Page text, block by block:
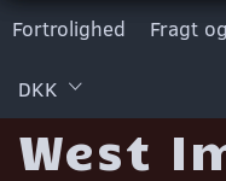
Fortrolighed Fragt
DKK
West